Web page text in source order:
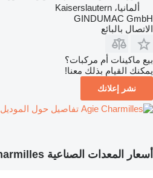
ألمانيا، Kaiserslautern
GINDUMAC GmbH
الاتصال بالبائع
بيع ماكينات أم مركبات؟
يمكنك القيام بذلك معنا!
نشر إعلانك
تفاصيل حول الموديل Agie Charmilles
أسعار المعدات الصناعية Agie Charmilles